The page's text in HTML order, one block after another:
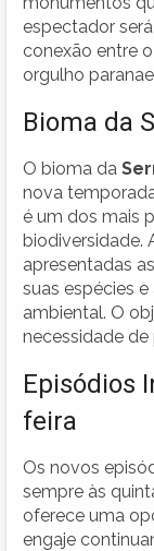
espectador
conexão entre
orgulho
Bioma da
O bioma da
nova
é um dos mais
biodiversidade.
apresentadas
suas espécies
ambiental. O
necessidade
Episódios
feira
Os novos
sempre às
oferece uma
engaje